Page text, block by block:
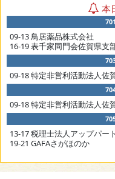
本
09-13 鳥居薬品株式会社
16-19 表千家同門会佐賀県支
09-18 特定非営利活動法人佐
09-18 特定非営利活動法人佐
13-17 税理士法人アップパー
19-21 GAFAさがほのか